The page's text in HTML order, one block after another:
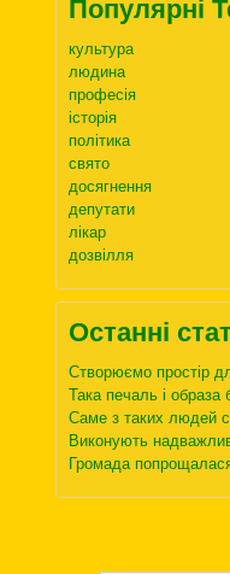
культура
людина
професія
історія
політика
свято
досягнення
депутати
лікар
дозвілля
Останні
Створюємо простір
Така печаль і
Саме з таких людей
Виконують
Громада